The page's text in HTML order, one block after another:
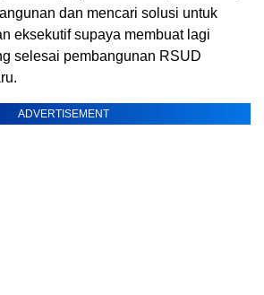
dan mencari solusi untuk
eksekutif supaya membuat lagi
selesai pembangunan RSUD
ADVERTISEMENT